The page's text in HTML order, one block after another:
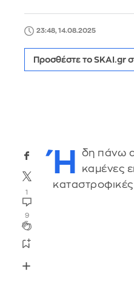
23:48, 14.08.2025
Προσθέστε το SKAI.gr
1
9
Ή
δη πάνω
καμένες
καταστροφικές